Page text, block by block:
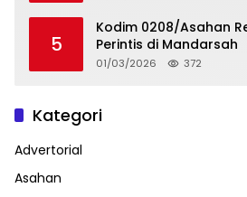
5
Kodim 0208/Asahan
Perintis di Mandarsah
01/03/2026 372
Kategori
Advertorial
Asahan